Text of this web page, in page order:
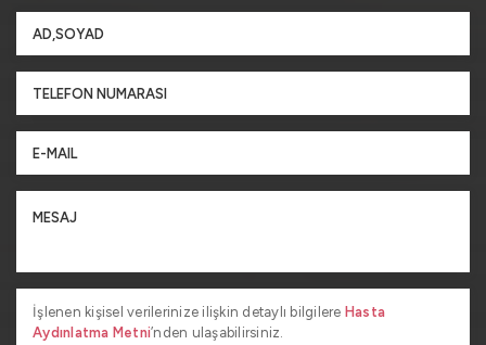
İşlenen kişisel verilerinize ilişkin detaylı bilgilere Hasta
Aydınlatma Metni’nden ulaşabilirsiniz.